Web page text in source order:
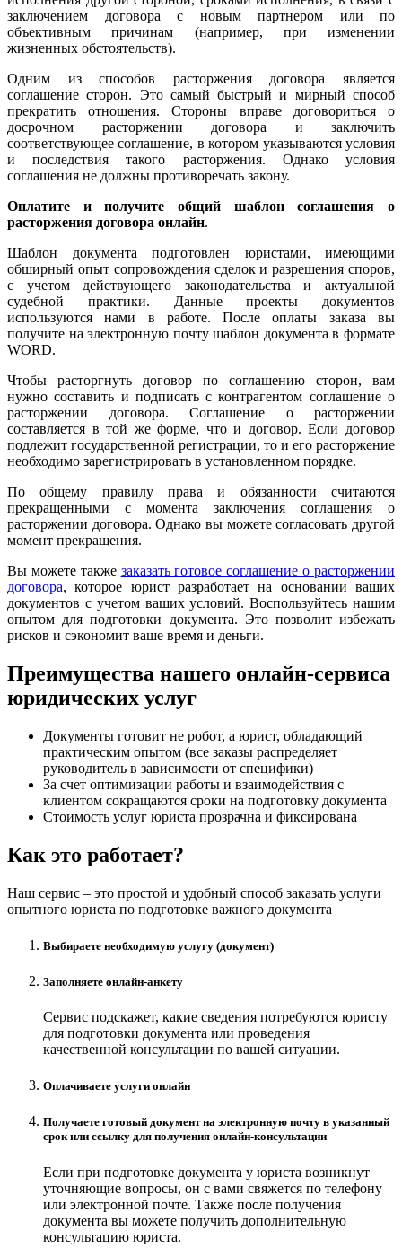
заключением договора с новым партнером или по
объективным причинам (например, при изменении
жизненных обстоятельств).
Одним из способов расторжения договора является
соглашение сторон. Это самый быстрый и мирный способ
прекратить отношения. Стороны вправе договориться о
досрочном расторжении договора и заключить
соответствующее соглашение, в котором указываются условия
и последствия такого расторжения. Однако условия
соглашения не должны противоречать закону.
Оплатите и получите общий шаблон соглашения о
расторжения договора онлайн.
Шаблон документа подготовлен юристами, имеющими
обширный опыт сопровождения сделок и разрешения споров,
с учетом действующего законодательства и актуальной
судебной практики. Данные проекты документов
используются нами в работе. После оплаты заказа вы
получите на электронную почту шаблон документа в формате
WORD.
Чтобы расторгнуть договор по соглашению сторон, вам
нужно составить и подписать с контрагентом соглашение о
расторжении договора. Соглашение о расторжении
составляется в той же форме, что и договор. Если договор
подлежит государственной регистрации, то и его расторжение
необходимо зарегистрировать в установленном порядке.
По общему правилу права и обязанности считаются
прекращенными с момента заключения соглашения о
расторжении договора. Однако вы можете согласовать другой
момент прекращения.
Вы можете также заказать готовое соглашение о расторжении
договора, которое юрист разработает на основании ваших
документов с учетом ваших условий. Воспользуйтесь нашим
опытом для подготовки документа. Это позволит избежать
рисков и сэкономит ваше время и деньги.
Преимущества нашего онлайн-сервиса
юридических услуг
Документы готовит не робот, а юрист, обладающий
практическим опытом (все заказы распределяет
руководитель в зависимости от специфики)
За счет оптимизации работы и взаимодействия с
клиентом сокращаются сроки на подготовку документа
Стоимость услуг юриста прозрачна и фиксирована
Как это работает?
Наш сервис – это простой и удобный способ заказать услуги
опытного юриста по подготовке важного документа
Выбираете необходимую услугу (документ)
Заполняете онлайн-анкету
Сервис подскажет, какие сведения потребуются юристу
для подготовки документа или проведения
качественной консультации по вашей ситуации.
Оплачиваете услуги онлайн
Получаете готовый документ на электронную почту в указанный
срок или ссылку для получения онлайн-консультации
Если при подготовке документа у юриста возникнут
уточняющие вопросы, он с вами свяжется по телефону
или электронной почте. Также после получения
документа вы можете получить дополнительную
консультацию юриста.